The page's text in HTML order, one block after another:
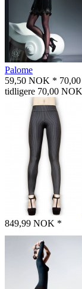
Palome
59,50 NOK *
tidligere 70,00
849,99 NOK *